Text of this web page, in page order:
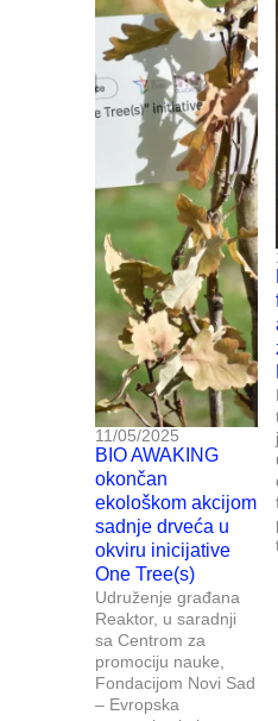
11/05/2025
BIO AWAKING
okončan
ekološkom akcijom
sadnje drveća u
okviru inicijative
One Tree(s)
Udruženje građana
Reaktor, u saradnji
sa Centrom za
promociju nauke,
Fondacijom Novi Sad
– Evropska